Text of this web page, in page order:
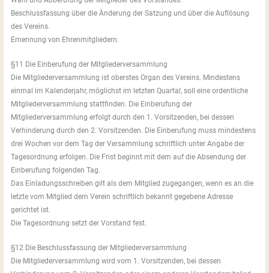
Beschlussfassung über die Änderung der Satzung und über die Auflösung
des Vereins.
Ernennung von Ehrenmitgliedern.
§11 Die Einberufung der Mitgliederversammlung
Die Mitgliederversammlung ist oberstes Organ des Vereins. Mindestens
einmal im Kalenderjahr, möglichst im letzten Quartal, soll eine ordentliche
Mitgliederversammlung stattfinden. Die Einberufung der
Mitgliederversammlung erfolgt durch den 1. Vorsitzenden, bei dessen
Verhinderung durch den 2. Vorsitzenden. Die Einberufung muss mindestens
drei Wochen vor dem Tag der Versammlung schriftlich unter Angabe der
Tagesordnung erfolgen. Die Frist beginnt mit dem auf die Absendung der
Einberufung folgenden Tag.
Das Einladungsschreiben gilt als dem Mitglied zugegangen, wenn es an die
letzte vom Mitglied dem Verein schriftlich bekannt gegebene Adresse
gerichtet ist.
Die Tagesordnung setzt der Vorstand fest.
§12 Die Beschlussfassung der Mitgliederversammlung
Die Mitgliederversammlung wird vom 1. Vorsitzenden, bei dessen